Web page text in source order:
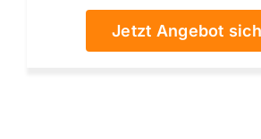
Jetzt Angebot